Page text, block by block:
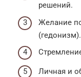
решений.
Желание
(гедонизм).
Личная и